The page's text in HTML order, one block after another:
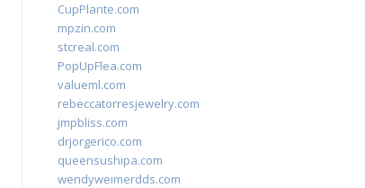
CupPlante.com
mpzin.com
stcreal.com
PopUpFlea.com
valueml.com
rebeccatorresjewelry.com
jmpbliss.com
drjorgerico.com
queensushipa.com
wendyweimerdds.com